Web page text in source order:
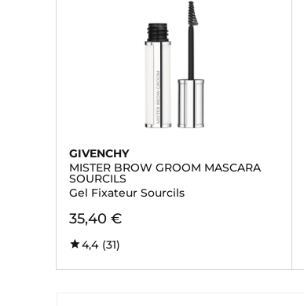
GIVENCHY
MISTER BROW GROOM MASCARA
SOURCILS
Gel Fixateur Sourcils
35,40 €
4,4 (31)